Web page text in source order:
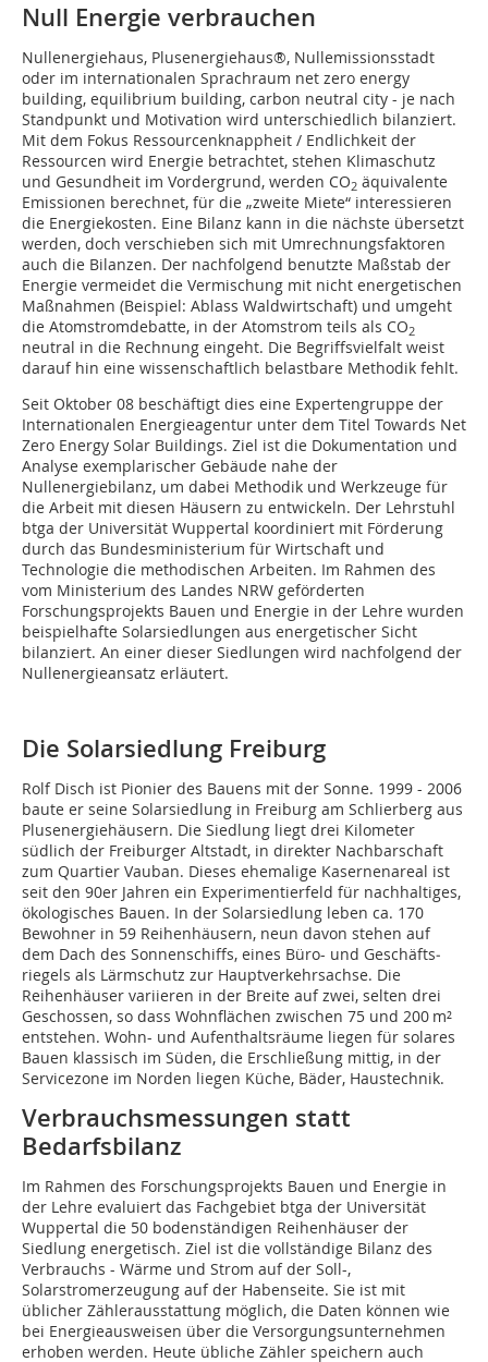
Null Energie verbrauchen
Nullenergiehaus, Plusenergiehaus®, Null­emissionsstadt
oder im internationalen Sprachraum net zero energy
building, equilibrium building, carbon neutral city - je nach
Standpunkt und Motivation wird unterschiedlich bilanziert.
Mit dem Fokus Ressourcenknappheit / Endlichkeit der
Ressourcen wird Energie betrachtet, stehen Klimaschutz
und Gesundheit im Vordergrund, werden CO2 äquivalente
Emissionen berechnet, für die „zweite Miete“ interessieren
die Energiekosten. Eine Bilanz kann in die nächste übersetzt
werden, doch verschieben sich mit Umrechnungsfaktoren
auch die Bilanzen. Der nachfolgend benutzte Maßstab der
Energie vermeidet die Vermischung mit nicht energetischen
Maßnahmen (Beispiel: Ablass Waldwirtschaft) und umgeht
die Atomstromdebatte, in der Atomstrom teils als CO2
neutral in die Rechnung eingeht. Die Begriffsvielfalt weist
darauf hin eine wissenschaftlich belastbare Methodik fehlt.
Seit Oktober 08 beschäftigt dies eine Expertengruppe der
Internationalen Energieagentur unter dem Titel Towards Net
Zero Energy Solar Buildings. Ziel ist die Dokumentation und
Analyse exemplarischer Gebäude nahe der
Nullenergiebilanz, um dabei Methodik und Werkzeuge für
die Arbeit mit diesen Häusern zu entwickeln. Der Lehrstuhl
btga der Universität Wuppertal koordiniert mit Förderung
durch das Bundesministerium für Wirtschaft und
Technologie die methodischen Arbeiten. Im Rahmen des
vom Ministerium des Landes NRW geförderten
Forschungsprojekts Bauen und Energie in der Lehre wurden
beispielhafte Solarsiedlungen aus energetischer Sicht
bilanziert. An einer dieser Siedlungen wird nachfolgend der
Nullenergieansatz erläutert.
Die Solarsiedlung Freiburg
Rolf Disch ist Pionier des Bauens mit der Sonne. 1999 - 2006
baute er seine Solarsiedlung in Freiburg am Schlierberg aus
Plusenergiehäusern. Die Siedlung liegt drei Kilometer
südlich der Freiburger Altstadt, in direkter Nachbarschaft
zum Quartier Vauban. Dieses ehemalige Kasernenareal ist
seit den 90er Jahren ein Experimentierfeld für nachhaltiges,
ökologisches Bauen. In der Solarsiedlung leben ca. 170
Bewohner in 59 Reihenhäusern, neun davon stehen auf
dem Dach des Sonnenschiffs, eines Büro- und Geschäfts­
riegels als Lärmschutz zur Hauptverkehrsachse. Die
Reihenhäuser variieren in der Breite auf zwei, selten drei
Geschossen, so dass Wohnflächen zwischen 75 und 200 m²
entstehen. Wohn- und Aufenthaltsräume liegen für solares
Bauen klassisch im Süden, die Erschließung mittig, in der
Servicezone im Norden liegen Küche, Bäder, Haustechnik.
Verbrauchsmessungen statt
Bedarfsbilanz
Im Rahmen des Forschungsprojekts Bauen und Energie in
der Lehre evaluiert das Fachgebiet btga der Universität
Wuppertal die 50 bodenständigen Reihenhäuser der
Siedlung energetisch. Ziel ist die vollständige Bilanz des
Verbrauchs - Wärme und Strom auf der Soll-,
Solarstromerzeugung auf der Habenseite. Sie ist mit
üblicher Zählerausstattung möglich, die Daten können wie
bei Energieausweisen über die Versorgungsunternehmen
erhoben werden. Heute übliche Zähler speichern auch